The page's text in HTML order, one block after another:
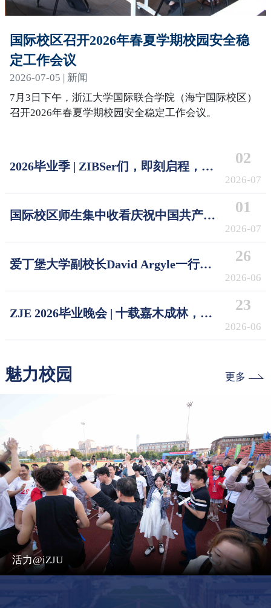
国际校区召开2026年春夏学期校园安全稳
定工作会议
2026-07-05 | 新闻
7月3日下午，浙江大学国际联合学院（海宁国际校区）
召开2026年春夏学期校园安全稳定工作会议。
2026毕业季 | ZIBSer们，即刻启程，破
02
2026-07
国际校区师生集中收看庆祝中国共产党
01
2026-07
爱丁堡大学副校长David Argyle一行访
26
2026-06
ZJE 2026毕业晚会 | 十载嘉木成林，今
23
2026-06
魅力校园 更多
活力@iZJU